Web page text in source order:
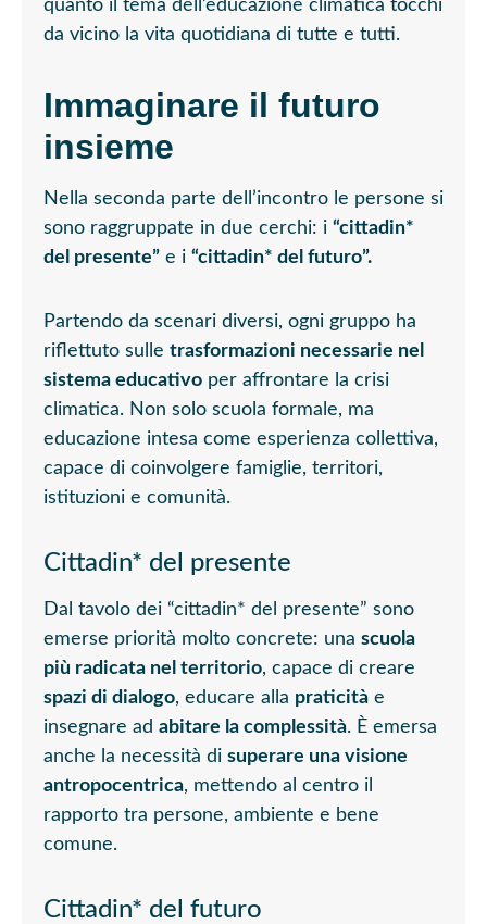
quanto il tema dell’educazione climatica tocchi
da vicino la vita quotidiana di tutte e tutti.
Immaginare il futuro
insieme
Nella seconda parte dell’incontro le persone si
sono raggruppate in due cerchi: i “cittadin*
del presente” e i “cittadin* del futuro”.
Partendo da scenari diversi, ogni gruppo ha
riflettuto sulle trasformazioni necessarie nel
sistema educativo per affrontare la crisi
climatica. Non solo scuola formale, ma
educazione intesa come esperienza collettiva,
capace di coinvolgere famiglie, territori,
istituzioni e comunità.
Cittadin* del presente
Dal tavolo dei “cittadin* del presente” sono
emerse priorità molto concrete: una scuola
più radicata nel territorio, capace di creare
spazi di dialogo, educare alla praticità e
insegnare ad abitare la complessità. È emersa
anche la necessità di superare una visione
antropocentrica, mettendo al centro il
rapporto tra persone, ambiente e bene
comune.
Cittadin* del futuro